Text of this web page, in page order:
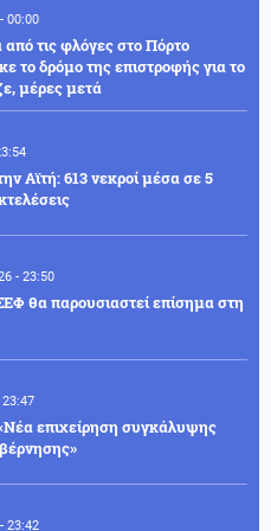
00:00
τις φλόγες στο Πόρτο
το δρόμο της επιστροφής για το
μέρες μετά
Αϊτή: 613 νεκροί μέσα σε 5
- 23:50
θα παρουσιαστεί επίσημα στη
επιχείρηση συγκάλυψης
23:42